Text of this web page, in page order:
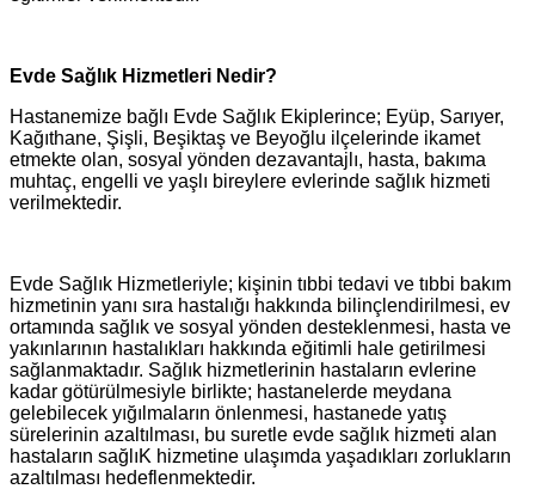
Evde Sağlık Hizmetleri Nedir?
Hastanemize bağlı Evde Sağlık Ekiplerince; Eyüp, Sarıyer,
Kağıthane, Şişli, Beşiktaş ve Beyoğlu ilçelerinde ikamet
etmekte olan, sosyal yönden dezavantajlı, hasta, bakıma
muhtaç, engelli ve yaşlı bireylere evlerinde sağlık hizmeti
verilmektedir.
Evde Sağlık Hizmetleriyle; kişinin tıbbi tedavi ve tıbbi bakım
hizmetinin yanı sıra hastalığı hakkında bilinçlendirilmesi, ev
ortamında sağlık ve sosyal yönden desteklenmesi, hasta ve
yakınlarının hastalıkları hakkında eğitimli hale getirilmesi
sağlanmaktadır. Sağlık hizmetlerinin hastaların evlerine
kadar götürülmesiyle birlikte; hastanelerde meydana
gelebilecek yığılmaların önlenmesi, hastanede yatış
sürelerinin azaltılması, bu suretle evde sağlık hizmeti alan
hastaların sağlıK hizmetine ulaşımda yaşadıkları zorlukların
azaltılması hedeflenmektedir.